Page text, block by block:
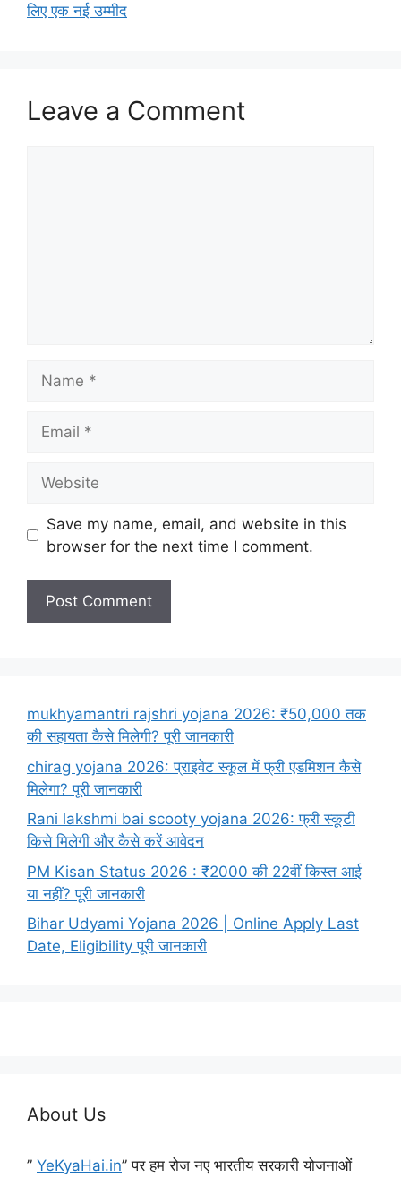
लिए एक नई उम्मीद
Leave a Comment
Save my name, email, and website in this
browser for the next time I comment.
mukhyamantri rajshri yojana 2026: ₹50,000 तक
की सहायता कैसे मिलेगी? पूरी जानकारी
chirag yojana 2026: प्राइवेट स्कूल में फ्री एडमिशन कैसे
मिलेगा? पूरी जानकारी
Rani lakshmi bai scooty yojana 2026: फ्री स्कूटी
किसे मिलेगी और कैसे करें आवेदन
PM Kisan Status 2026 : ₹2000 की 22वीं किस्त आई
या नहीं? पूरी जानकारी
Bihar Udyami Yojana 2026 | Online Apply Last
Date, Eligibility पूरी जानकारी
About Us
” YeKyaHai.in” पर हम रोज नए भारतीय सरकारी योजनाओं